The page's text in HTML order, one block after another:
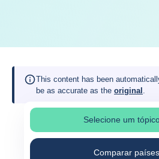
This content has been
be as accurate as the original .
Selecione um
Comparar países